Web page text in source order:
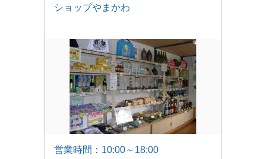
ショップやまかわ
営業時間：10:00～18:00